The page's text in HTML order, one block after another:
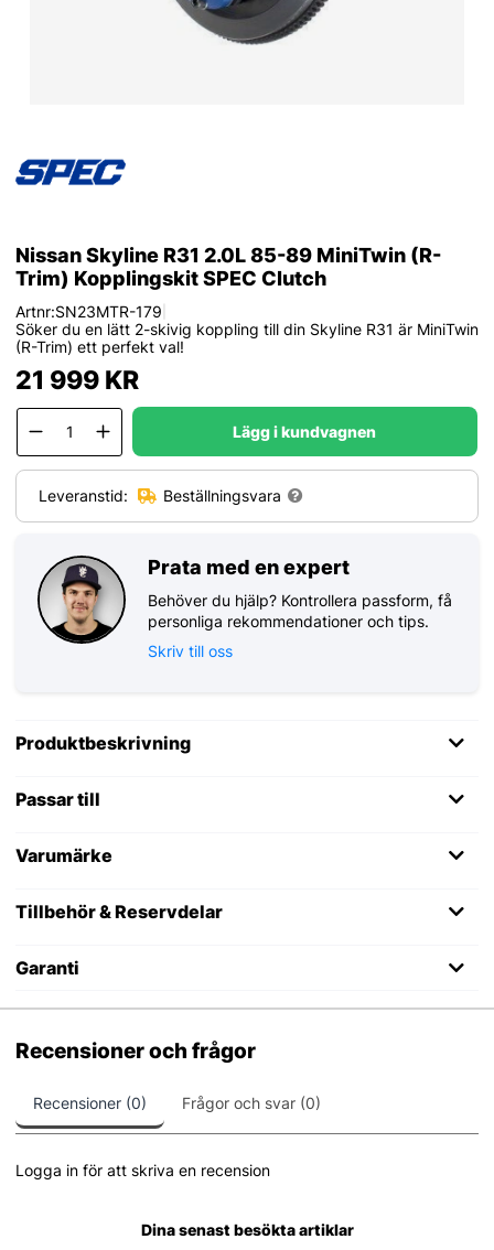
Nissan Skyline R31 2.0L 85-89 MiniTwin (R-
Trim) Kopplingskit SPEC Clutch
Artnr:SN23MTR-179
Söker du en lätt 2-skivig koppling till din Skyline R31 är MiniTwin
(R-Trim) ett perfekt val!
21 999KR
Lägg i kundvagnen
Leveranstid: Beställningsvara
Prata med en expert
Behöver du hjälp? Kontrollera passform, få
personliga rekommendationer och tips.
Skriv till oss
Produktbeskrivning
Passar till
Varumärke
Tillbehör & Reservdelar
Garanti
Recensioner och frågor
Recensioner (0) Frågor och svar (0)
Logga in för att skriva en recension
Dina senast besökta artiklar